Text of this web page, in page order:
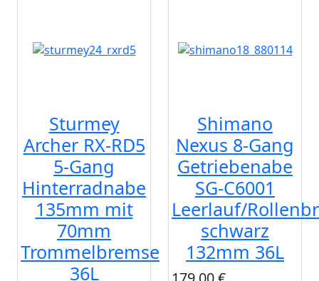
Sturmey
Archer RX-RD5
5-Gang
Hinterradnabe
135mm mit
70mm
Trommelbremse
36L
Shimano
Nexus 8-Gang
Getriebenabe
SG-C6001
Leerlauf/Rollenbr
schwarz
132mm 36L